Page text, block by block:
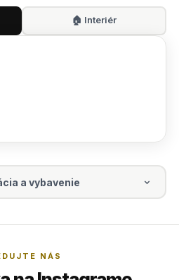
🏠 Interiér
a vybavenie
NÁS